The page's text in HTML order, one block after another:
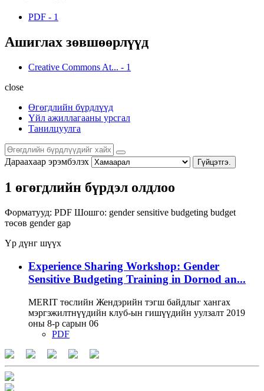
PDF - 1
Ашиглах зөвшөөрлүүд
Creative Commons At... - 1
close
Өгөгдлийн бүрдлүүд
Үйл ажиллагааны урсгал
Танилцуулга
Дараахаар эрэмбэлэх Гүйцэтгэ.
1 өгөгдлийн бүрдэл олдлоо
Форматууд: PDF Шошго: gender sensitive budgeting budget
төсөв gender gap
Үр дүнг шүүх
Experience Sharing Workshop: Gender
Sensitive Budgeting Training in Dornod an...
MERIT төслийн Жендэрийн тэгш байдлыг хангах
мэргэжилтнүүдийн клуб-ын гишүүдийн уулзалт 2019
оны 8-р сарын 06
PDF